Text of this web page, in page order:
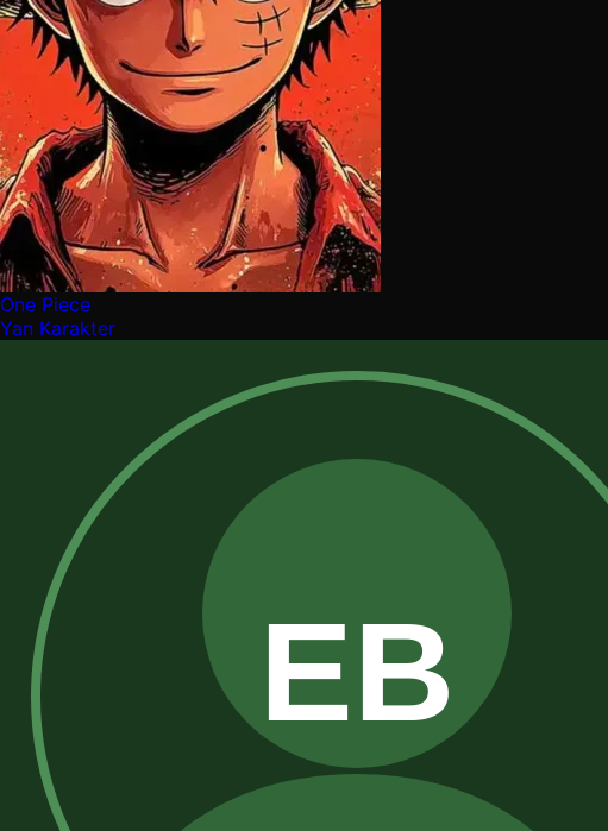
One Piece
Yan Karakter